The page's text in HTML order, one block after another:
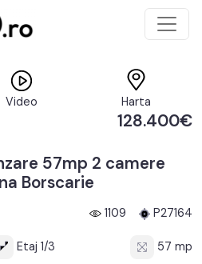
Video Harta
128.400€
57mp 2 camere
Borscarie
1109 P27164
Etaj 1/3 57 mp